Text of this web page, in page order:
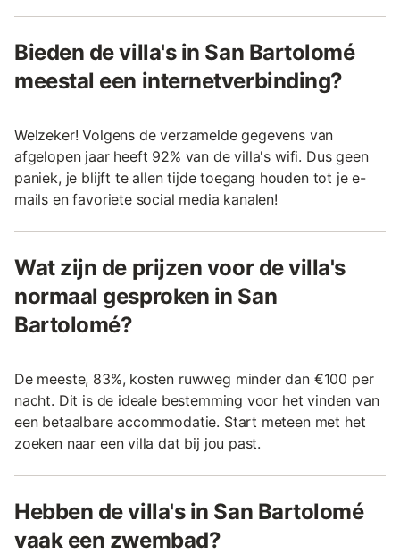
Bieden de villa's in San Bartolomé
meestal een internetverbinding?
Welzeker! Volgens de verzamelde gegevens van
afgelopen jaar heeft 92% van de villa's wifi. Dus geen
paniek, je blijft te allen tijde toegang houden tot je e-
mails en favoriete social media kanalen!
Wat zijn de prijzen voor de villa's
normaal gesproken in San
Bartolomé?
De meeste, 83%, kosten ruwweg minder dan €100 per
nacht. Dit is de ideale bestemming voor het vinden van
een betaalbare accommodatie. Start meteen met het
zoeken naar een villa dat bij jou past.
Hebben de villa's in San Bartolomé
vaak een zwembad?